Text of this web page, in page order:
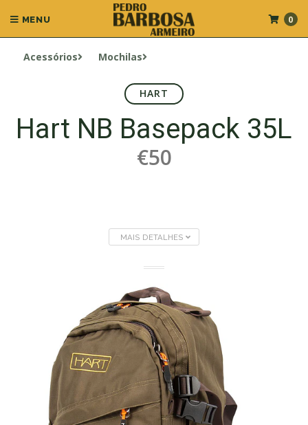
MENU 0
Acessórios Mochilas
HART
Hart NB Basepack 35L
€50
MAIS DETALHES